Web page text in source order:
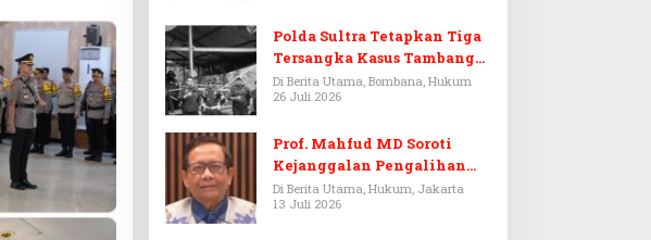
Polda Sultra Tetapkan Tiga
Tersangka Kasus Tambang
Emas Ilegal di Bombana
Di Berita Utama, Bombana, Hukum
26 Juli 2026
Prof. Mahfud MD Soroti
Kejanggalan Pengalihan
Penyelidikan Tersangka
Febrie Adriansyah
Di Berita Utama, Hukum, Jakarta
13 Juli 2026